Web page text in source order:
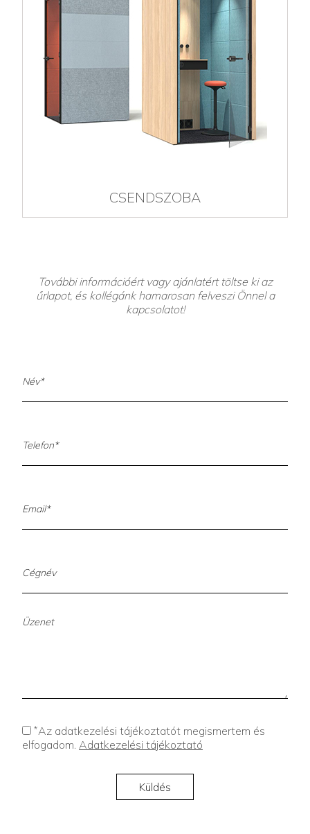
CSENDSZOBA
További információért vagy ajánlatért töltse ki az
űrlapot, és kollégánk hamarosan felveszi Önnel a
kapcsolatot!
*Az adatkezelési tájékoztatót megismertem és
elfogadom. Adatkezelési tájékoztató